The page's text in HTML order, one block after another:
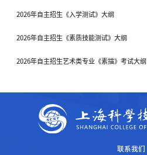
2026年自主招生《入学测试》大纲
2026年自主招生《素质技能测试》大纲
2026年自主招生艺术类专业《素描》考试大纲
联系我们